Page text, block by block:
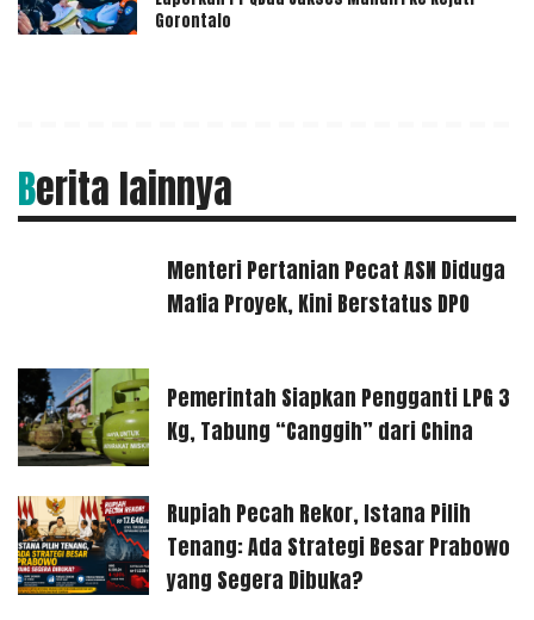
Gorontalo
Berita lainnya
Menteri Pertanian Pecat ASN Diduga
Mafia Proyek, Kini Berstatus DPO
Pemerintah Siapkan Pengganti LPG 3
Kg, Tabung “Canggih” dari China
Rupiah Pecah Rekor, Istana Pilih
Tenang: Ada Strategi Besar Prabowo
yang Segera Dibuka?